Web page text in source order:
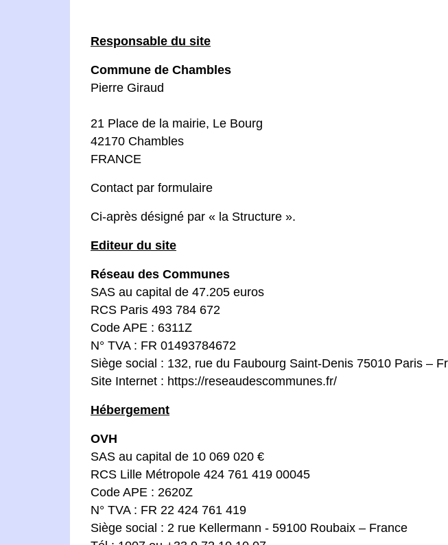
Responsable du site
Commune de Chambles
Pierre Giraud
21 Place de la mairie, Le Bourg
42170 Chambles
FRANCE
Contact par formulaire
Ci-après désigné par « la Structure ».
Editeur du site
Réseau des Communes
SAS au capital de 47.205 euros
RCS Paris 493 784 672
Code APE : 6311Z
N° TVA : FR 01493784672
Siège social : 132, rue du Faubourg Saint-Denis 75010 Paris –
Site Internet : https://reseaudescommunes.fr/
Hébergement
OVH
SAS au capital de 10 069 020 €
RCS Lille Métropole 424 761 419 00045
Code APE : 2620Z
N° TVA : FR 22 424 761 419
Siège social : 2 rue Kellermann - 59100 Roubaix – France